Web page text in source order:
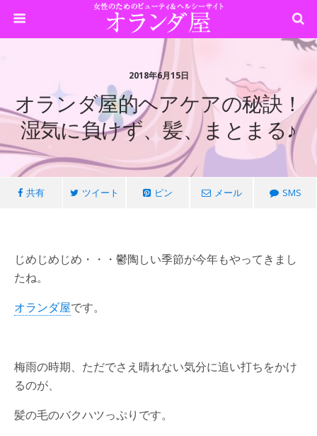
2018年6月15日
オランダ屋的ヘアケアの秘訣！
湿気に負けず、髪、まとまる♪
共有 ツイート ピン メール SMS
じめじめじめ・・・鬱陶しい季節が今年もやってきまし
たね。
オランダ屋です。
梅雨の時期、ただでさえ晴れない気分に追い打ちをかけ
るのが、
髪の毛のバクハツっぷりです。